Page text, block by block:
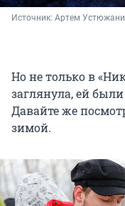
Источник: Артем
Но не только в
заглянула, ей
Давайте же
зимой.